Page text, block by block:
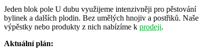
Jeden blok pole U dubu využijeme intenzivněji pro pěstování
bylinek a dalších plodin. Bez umělých hnojiv a postřiků. Naše
výpěstky nebo produkty z nich nabízíme k prodeji.
Aktuální plán: